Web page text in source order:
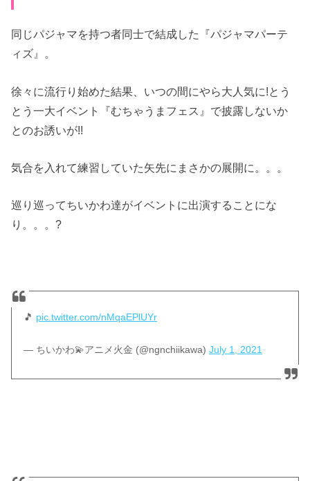
同じパジャマを持つ者同士で結成した『パジャマパーテ
ィズ』。
徐々に流行り始めた結果、いつの間にやら大人気に!とう
とう一大イベント『むちゃうまフェス』で披露しないか
とのお誘いが!!
気合を入れて練習していた矢先にまさかの展開に。。。
巡り巡ってちいかわ達がイベントに出演することにな
り。。。?
🎵 pic.twitter.com/nMqaEPlUYr
— ちいかわ💫アニメ火金 (@ngnchiikawa)July 1, 2021